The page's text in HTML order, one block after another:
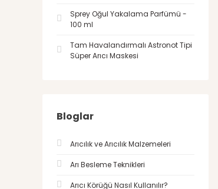
Sprey Oğul Yakalama Parfümü -
100 ml
Tam Havalandırmalı Astronot Tipi
Süper Arıcı Maskesi
Bloglar
Arıcılık ve Arıcılık Malzemeleri
Arı Besleme Teknikleri
Arıcı Körüğü Nasıl Kullanılır?